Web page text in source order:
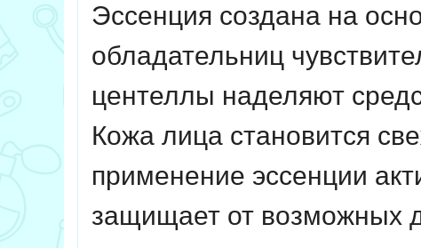
Эссенция создана на
обладательниц
центеллы наделяют
Кожа лица становится
применение эссенции
защищает от возможных